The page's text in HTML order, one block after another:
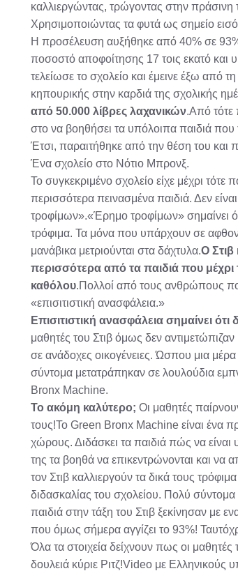
καλλιεργώντας, τρώγοντας στην πράσινη
Χρησιμοποιώντας τα φυτά ως σημείο
Η προσέλευση αυξήθηκε από 40% σε
ποσοστό αποφοίτησης 17 τοις εκατό και
τελείωσε το σχολείο και έμεινε έξω από
κηπουρικής στην καρδιά της σχολικής
από 50.000 λίβρες λαχανικών.Από τότε
στο να βοηθήσει τα υπόλοιπα παιδιά που
Έτσι, παραιτήθηκε από την θέση του και
Ένα σχολείο στο Νότιο Μπρονξ.
Το συγκεκριμένο σχολείο είχε μέχρι
περισσότερα πεινασμένα παιδιά. Δεν
τροφίμων».«Έρημο τροφίμων» σημαίνει
τρόφιμα. Τα μόνα που υπάρχουν σε
μανάβικα μετριούνται στα δάχτυλα.Ο Στιβ
περισσότερα από τα παιδιά που
καθόλου.Πολλοί από τους ανθρώπους
«επισιτιστική ανασφάλεια.»
Επισιτιστική ανασφάλεια σημαίνει
μαθητές του Στιβ όμως δεν
σε ανάδοχες οικογένειες. Ώσπου μια
σύντομα μετατράπηκαν σε λουλούδια
Bronx Machine.
Το ακόμη καλύτερο; Οι μαθητές
τους!Το Green Bronx Machine είναι ένα
χώρους. Διδάσκει τα παιδιά πώς να είναι
της τα βοηθά να επικεντρώνονται και να
τον Στιβ καλλιεργούν τα δικά τους
διδασκαλίας του σχολείου. Πολύ σύντομα
παιδιά στην τάξη του Στιβ ξεκίνησαν
που όμως σήμερα αγγίζει το 93%!
Όλα τα στοιχεία δείχνουν πως οι
δουλειά κύριε Ριτζ!Video με Ελληνικούς